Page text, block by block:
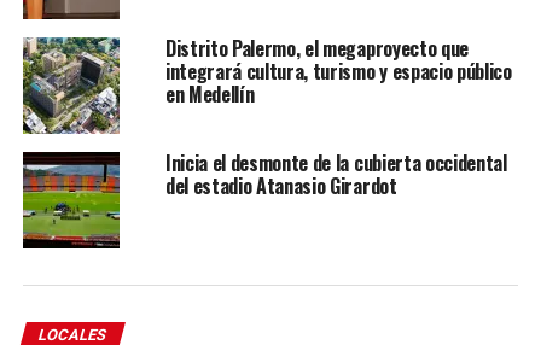
Distrito Palermo, el megaproyecto que
integrará cultura, turismo y espacio público
en Medellín
Inicia el desmonte de la cubierta occidental
del estadio Atanasio Girardot
LOCALES